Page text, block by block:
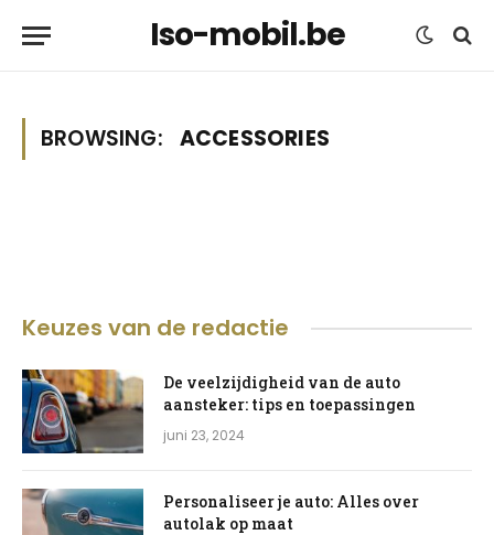
Iso-mobil.be
BROWSING: ACCESSORIES
Keuzes van de redactie
De veelzijdigheid van de auto
aansteker: tips en toepassingen
juni 23, 2024
Personaliseer je auto: Alles over
autolak op maat